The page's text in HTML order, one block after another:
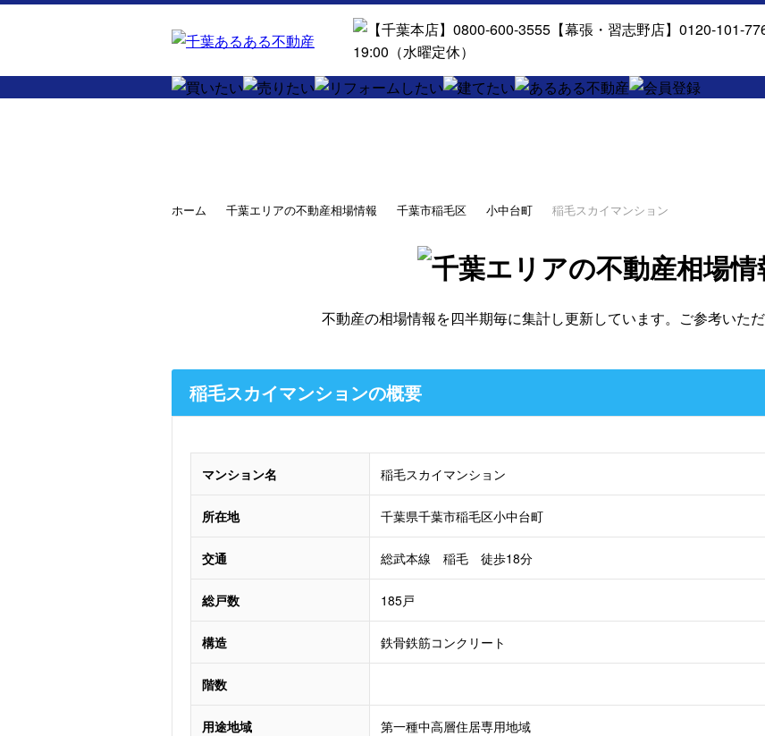
ホーム 千葉エリアの不動産相場情報 千葉市稲毛区 小中台町 稲毛スカイマンション
不動産の相場情報を四半期毎に集計し更新しています。ご参考いただ
稲毛スカイマンションの概要
マンション名 稲毛スカイマンション
所在地 千葉県千葉市稲毛区小中台町
交通 総武本線 稲毛 徒歩18分
総戸数 185戸
構造 鉄骨鉄筋コンクリート
階数
用途地域 第一種中高層住居専用地域